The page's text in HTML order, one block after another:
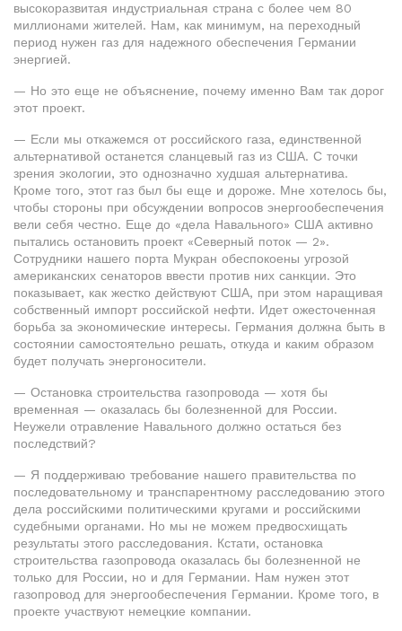
высокоразвитая индустриальная страна с более чем 80
миллионами жителей. Нам, как минимум, на переходный
период нужен газ для надежного обеспечения Германии
энергией.
— Но это еще не объяснение, почему именно Вам так дорог
этот проект.
— Если мы откажемся от российского газа, единственной
альтернативой останется сланцевый газ из США. С точки
зрения экологии, это однозначно худшая альтернатива.
Кроме того, этот газ был бы еще и дороже. Мне хотелось бы,
чтобы стороны при обсуждении вопросов энергообеспечения
вели себя честно. Еще до «дела Навального» США активно
пытались остановить проект «Северный поток — 2».
Сотрудники нашего порта Мукран обеспокоены угрозой
американских сенаторов ввести против них санкции. Это
показывает, как жестко действуют США, при этом наращивая
собственный импорт российской нефти. Идет ожесточенная
борьба за экономические интересы. Германия должна быть в
состоянии самостоятельно решать, откуда и каким образом
будет получать энергоносители.
— Остановка строительства газопровода — хотя бы
временная — оказалась бы болезненной для России.
Неужели отравление Навального должно остаться без
последствий?
— Я поддерживаю требование нашего правительства по
последовательному и транспарентному расследованию этого
дела российскими политическими кругами и российскими
судебными органами. Но мы не можем предвосхищать
результаты этого расследования. Кстати, остановка
строительства газопровода оказалась бы болезненной не
только для России, но и для Германии. Нам нужен этот
газопровод для энергообеспечения Германии. Кроме того, в
проекте участвуют немецкие компании.